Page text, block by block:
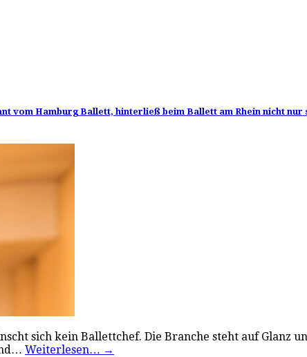
vom Hamburg Ballett, hinterließ beim Ballett am Rhein nicht nur
sich kein Ballettchef. Die Branche steht auf Glanz
Weiterlesen… →